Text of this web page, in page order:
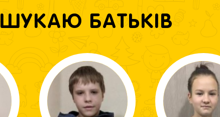
ШУКАЮ БАТЬКІВ